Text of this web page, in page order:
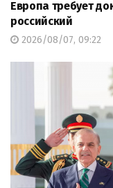
Европа требует
российский
2026/08/07, 09:22